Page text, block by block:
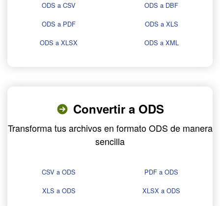
ODS a CSV
ODS a DBF
ODS a PDF
ODS a XLS
ODS a XLSX
ODS a XML
Convertir a ODS
Transforma tus archivos en formato ODS de manera
sencilla
CSV a ODS
PDF a ODS
XLS a ODS
XLSX a ODS